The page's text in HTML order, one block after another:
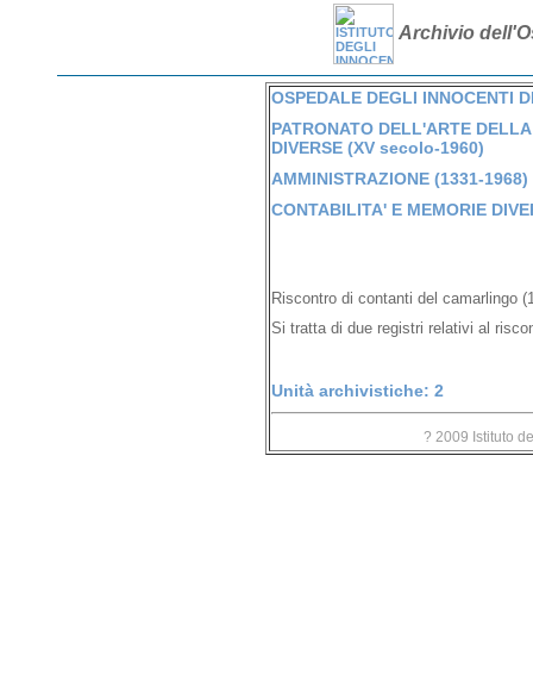
Archivio
OSPEDALE DEGLI INNOCENTI
PATRONATO DELL'ARTE
DIVERSE (XV secolo-1960)
AMMINISTRAZIONE (1331-1968)
CONTABILITA' E MEMORIE
Riscontro di contanti del camarlingo
Si tratta di due registri relativi al
Unità archivistiche: 2
? 2009 Istituto